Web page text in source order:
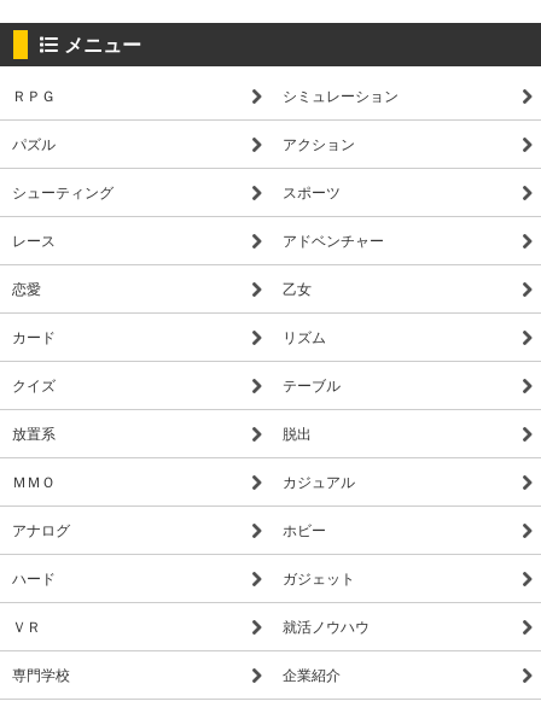
メニュー
ＲＰＧ シミュレーション
パズル アクション
シューティング スポーツ
レース アドベンチャー
恋愛 乙女
カード リズム
クイズ テーブル
放置系 脱出
ＭＭＯ カジュアル
アナログ ホビー
ハード ガジェット
ＶＲ 就活ノウハウ
専門学校 企業紹介